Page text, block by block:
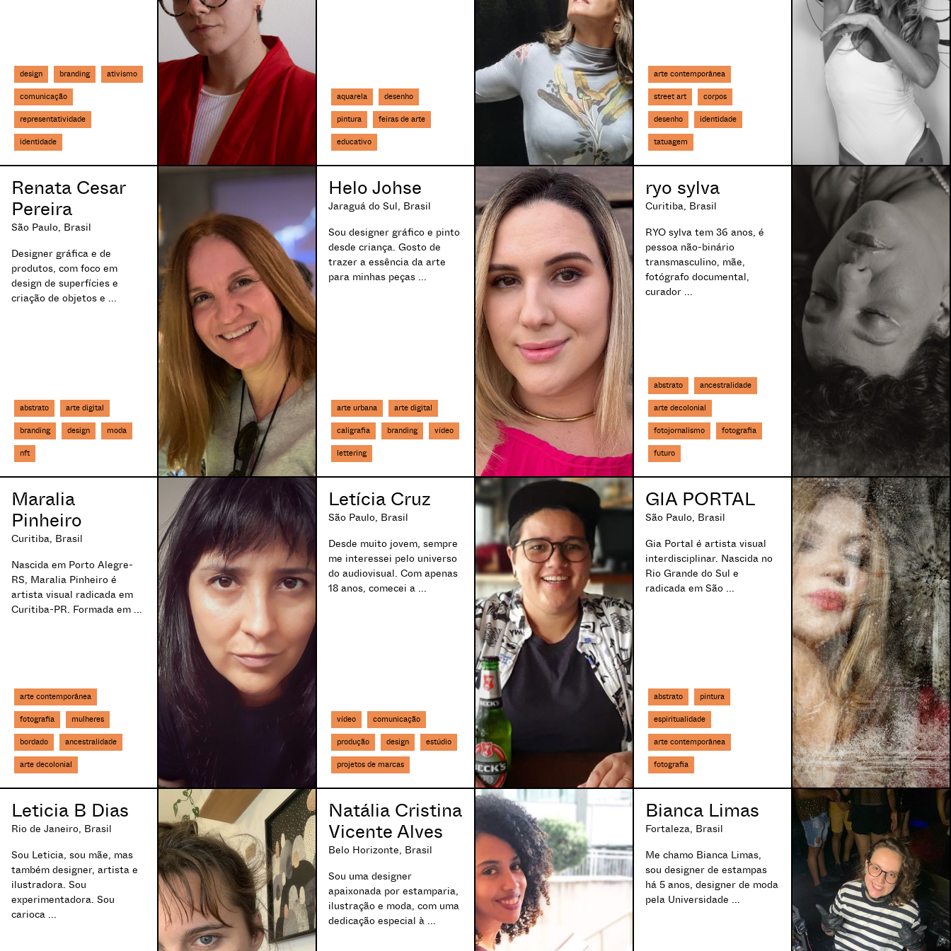
poesia urbana
prêmios
profissionalização
projeção
projetos de marcas
realidade aumentada
representatividade
retrato
sexualidade
social media
sound art
stêncil
street art
tatuagem
tecnologia
têxtil
throw-up
tipografia
transmedia
tricô
vendas
videomapping
xilogravura
yarn bombing
Vila Nova de Milfontes, Portugal
Caraguatatuba, Brasil
Caraguatatuba, Brasil
Carapicuíba, Brasil
Cardoso Moreira, Brasil
Carrancas, Brasil
Caruaru, Brasil
Cassino, Brasil
Castanhal, Brasil
Caucaia, Brasil
Chapada dos Guimarães, Brasil
Colatina, Brasil
Colombo, Brasil
Conceição do Coité, Brasil
Conchas, Brasil
Conselheiro Lafaiete, Brasil
Coronel Vivida, Brasil
Corumbá, Brasil
Cotia, Brasil
Coxim, Brasil
Crato, Brasil
Diadema, Brasil
Diamantina, Brasil
Divinópolis, Brasil
Dois Irmãos, Brasil
Embu das Artes, Brasil
Espumoso, Brasil
Eusébio, Brasil
Farroupilha, Brasil
Feira de Santana, Brasil
Florianópolis, Brasil
design branding ativismo
comunicação
representatividade
identidade
aquarela desenho
pintura feiras de arte
educativo
arte contemporânea
street art corpos
desenho identidade
tatuagem
Renata Cesar
Pereira
São Paulo, Brasil
Designer gráfica e de
produtos, com foco em
design de superfícies e
criação de objetos e ...
abstrato arte digital
branding design moda
nft
Helo Johse
Jaraguá do Sul, Brasil
Sou designer gráfico e pinto
desde criança. Gosto de
trazer a essência da arte
para minhas peças ...
arte urbana arte digital
caligrafia branding vídeo
lettering
ryo sylva
Curitiba, Brasil
RYO sylva tem 36 anos, é
pessoa não-binário
transmasculino, mãe,
fotógrafo documental,
curador ...
abstrato ancestralidade
arte decolonial
fotojornalismo fotografia
futuro
Maralia
Pinheiro
Curitiba, Brasil
Nascida em Porto Alegre-
RS, Maralia Pinheiro é
artista visual radicada em
Curitiba-PR. Formada em ...
arte contemporânea
fotografia mulheres
bordado ancestralidade
arte decolonial
Letícia Cruz
São Paulo, Brasil
Desde muito jovem, sempre
me interessei pelo universo
do audiovisual. Com apenas
18 anos, comecei a ...
vídeo comunicação
produção design estúdio
projetos de marcas
GIA PORTAL
São Paulo, Brasil
Gia Portal é artista visual
interdisciplinar. Nascida no
Rio Grande do Sul e
radicada em São ...
abstrato pintura
espiritualidade
arte contemporânea
fotografia
Leticia B Dias
Rio de Janeiro, Brasil
Sou Leticia, sou mãe, mas
também designer, artista e
ilustradora. Sou
experimentadora. Sou
carioca ...
Natália Cristina
Vicente Alves
Belo Horizonte, Brasil
Sou uma designer
apaixonada por estamparia,
ilustração e moda, com uma
dedicação especial à ...
Bianca Limas
Fortaleza, Brasil
Me chamo Bianca Limas,
sou designer de estampas
há 5 anos, designer de moda
pela Universidade ...